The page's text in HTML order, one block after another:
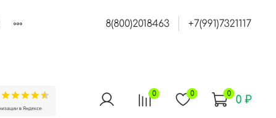
8(800)2018463 +7(991)7321117
0 0 0 0 ₽